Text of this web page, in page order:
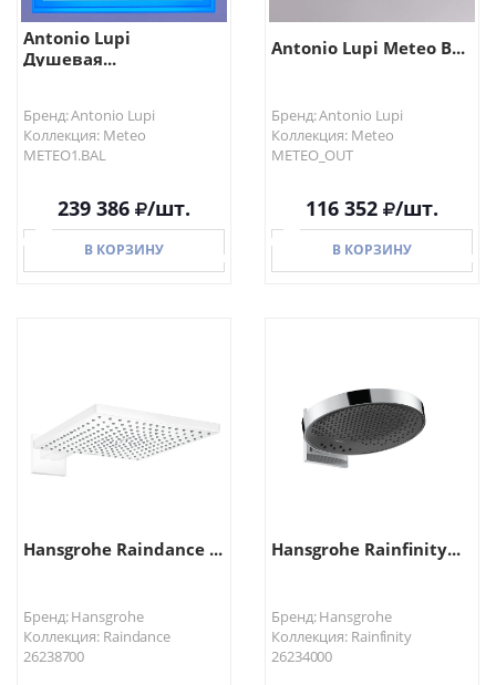
Antonio Lupi
Душевая...
Бренд: Antonio Lupi
Коллекция: Meteo
METEO1.BAL
239 386 /шт.
В КОРЗИНУ
Antonio Lupi Meteo В...
Бренд: Antonio Lupi
Коллекция: Meteo
METEO_OUT
116 352 /шт.
В КОРЗИНУ
Hansgrohe Raindance ...
Бренд: Hansgrohe
Коллекция: Raindance
26238700
Hansgrohe Rainfinity...
Бренд: Hansgrohe
Коллекция: Rainfinity
26234000